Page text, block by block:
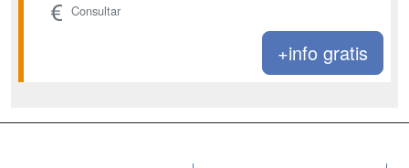
Consultar
+info gratis